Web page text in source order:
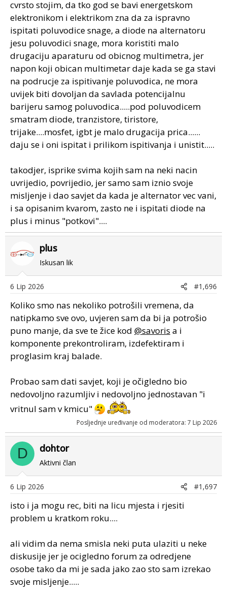
cvrsto stojim, da tko god se bavi energetskom
elektronikom i elektrikom zna da za ispravno
ispitati poluvodice snage, a diode na alternatoru
jesu poluvodici snage, mora koristiti malo
drugaciju aparaturu od obicnog multimetra, jer
napon koji obican multimetar daje kada se ga stavi
na podrucje za ispitivanje poluvodica, ne mora
uvijek biti dovoljan da savlada potencijalnu
barijeru samog poluvodica.....pod poluvodicem
smatram diode, tranzistore, tiristore,
trijake....mosfet, igbt je malo drugacija prica......
daju se i oni ispitat i prilikom ispitivanja i unistit.....
takodjer, isprike svima kojih sam na neki nacin
uvrijedio, povrijedio, jer samo sam iznio svoje
misljenje i dao savjet da kada je alternator vec vani,
i sa opisanim kvarom, zasto ne i ispitati diode na
plus i minus "potkovi"....
plus
Iskusan lik
6 Lip 2026 #1,696
Koliko smo nas nekoliko potrošili vremena, da
natipkamo sve ovo, uvjeren sam da bi ja potrošio
puno manje, da sve te žice kod @savoris a i
komponente prekontroliram, izdefektiram i
proglasim kraj balade.
Probao sam dati savjet, koji je očigledno bio
nedovoljno razumljiv i nedovoljno jednostavan "i
vritnul sam v kmicu"
Posljednje uređivanje od moderatora: 7 Lip 2026
D dohtor
Aktivni član
6 Lip 2026 #1,697
isto i ja mogu rec, biti na licu mjesta i rjesiti
problem u kratkom roku....
ali vidim da nema smisla neki puta ulaziti u neke
diskusije jer je ocigledno forum za odredjene
osobe tako da mi je sada jako zao sto sam izrekao
svoje misljenje.....